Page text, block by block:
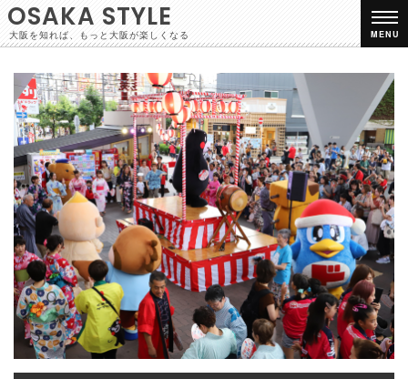
OSAKA STYLE
大阪を知れば、もっと大阪が楽しくなる MENU